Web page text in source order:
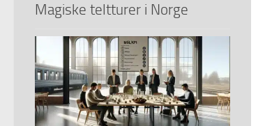
Magiske teltturer i Norge